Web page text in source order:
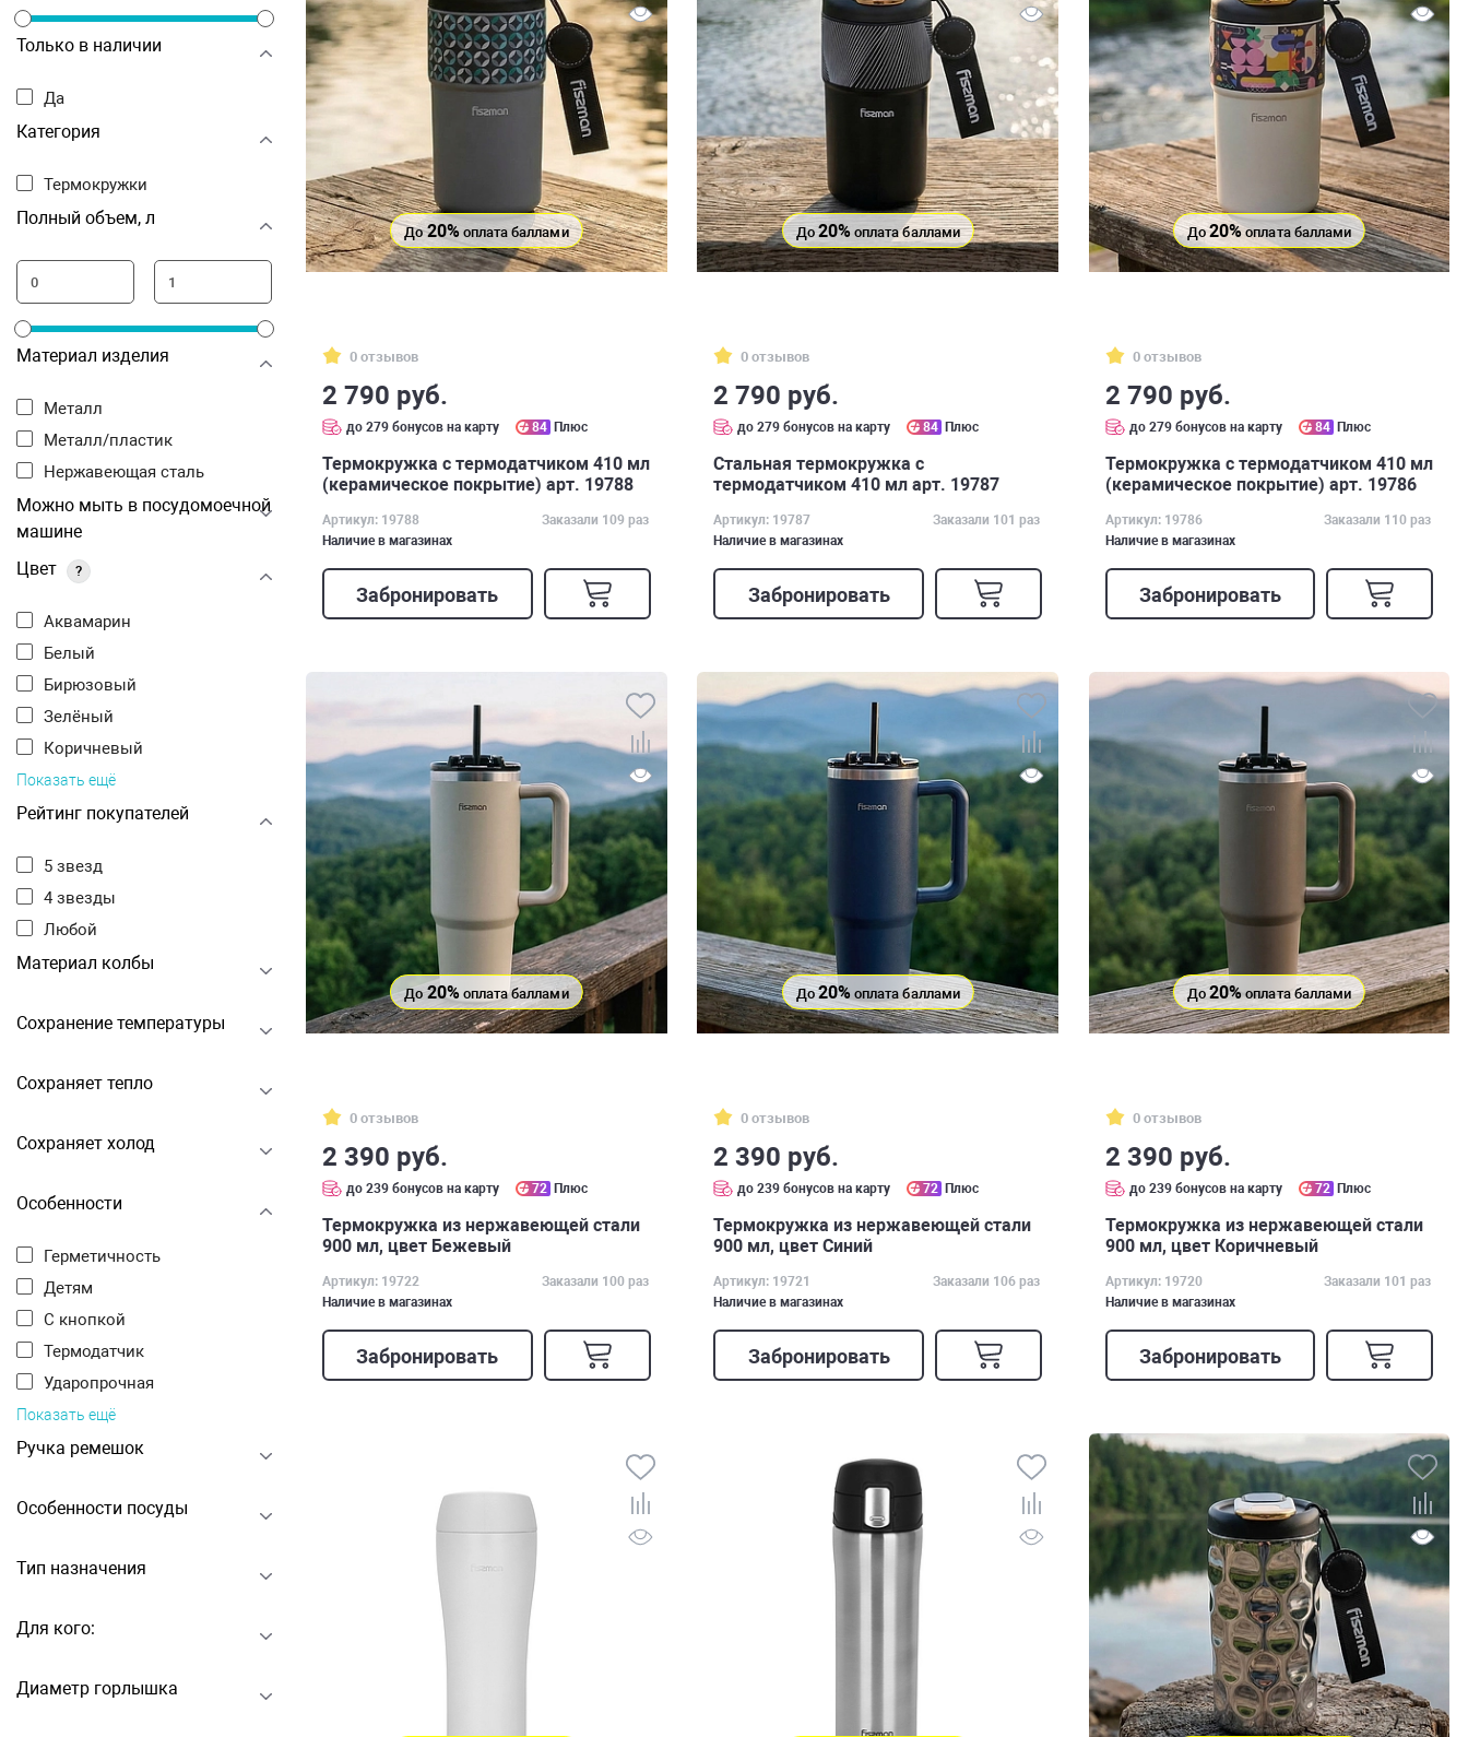
Только в наличии
Да
Категория
Термокружки
Полный объем, л
Материал изделия
Металл
Металл/пластик
Нержавеющая сталь
Можно мыть в посудомоечной
машине
Цвет
?
Аквамарин
Белый
Бирюзовый
Зелёный
Коричневый
Показать ещё
Рейтинг покупателей
5 звезд
4 звезды
Любой
Материал колбы
Сохранение температуры
Сохраняет тепло
Сохраняет холод
Особенности
Герметичность
Детям
С кнопкой
Термодатчик
Ударопрочная
Показать ещё
Ручка ремешок
Особенности посуды
Тип назначения
Для кого:
Диаметр горлышка
До20% оплата баллами
0 отзывов
2 790 руб.
до 279 бонусов на карту 84 Плюс
Термокружка с термодатчиком 410 мл
(керамическое покрытие) арт. 19788
Артикул: 19788
Заказали 109 раз
Наличие в магазинах
Забронировать
До20%оплата баллами
0 отзывов
2 790 руб.
до 279 бонусов на карту 84 Плюс
Стальная термокружка с
термодатчиком 410 мл арт. 19787
Артикул: 19787
Заказали 101 раз
Наличие в магазинах
Забронировать
До20%оплата баллами
0 отзывов
2 790 руб.
до 279 бонусов на карту 84 Плюс
Термокружка с термодатчиком 410 мл
(керамическое покрытие) арт. 19786
Артикул: 19786
Заказали 110 раз
Наличие в магазинах
Забронировать
До20% оплата баллами
0 отзывов
2 390 руб.
до 239 бонусов на карту 72 Плюс
Термокружка из нержавеющей стали
900 мл, цвет Бежевый
Артикул: 19722
Заказали 100 раз
Наличие в магазинах
Забронировать
До20% оплата баллами
0 отзывов
2 390 руб.
до 239 бонусов на карту 72 Плюс
Термокружка из нержавеющей стали
900 мл, цвет Синий
Артикул: 19721
Заказали 106 раз
Наличие в магазинах
Забронировать
До20%оплата баллами
0 отзывов
2 390 руб.
до 239 бонусов на карту 72 Плюс
Термокружка из нержавеющей стали
900 мл, цвет Коричневый
Артикул: 19720
Заказали 101 раз
Наличие в магазинах
Забронировать